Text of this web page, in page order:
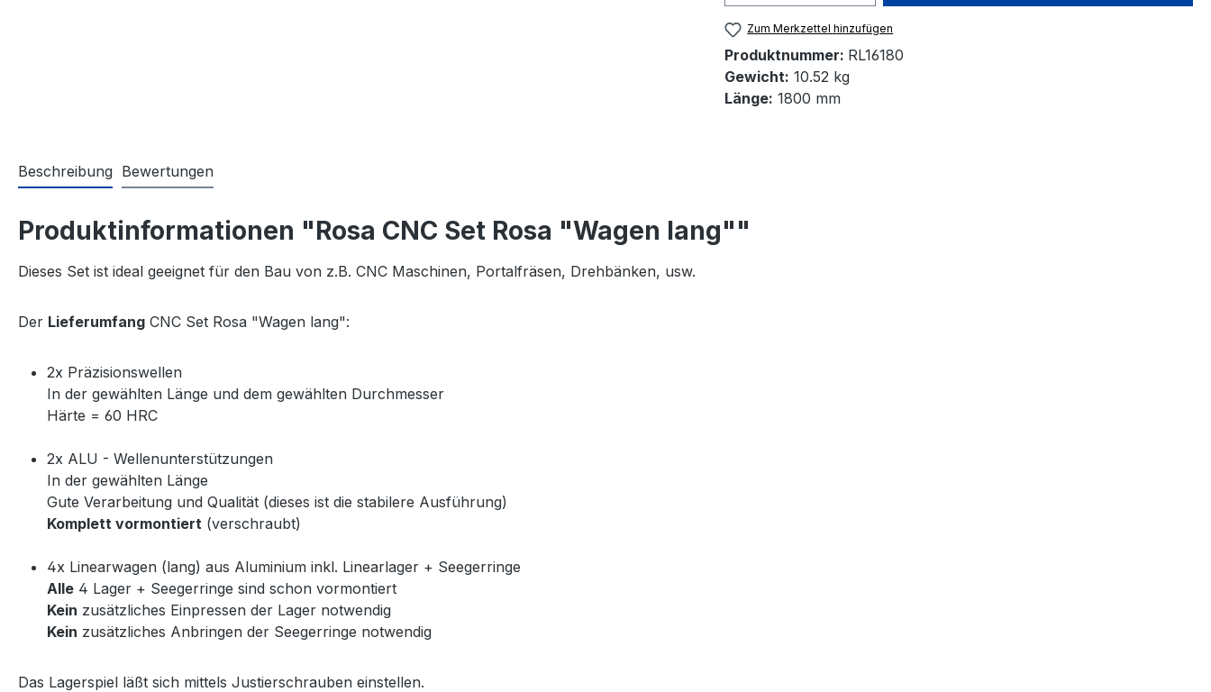
Zum Merkzettel hinzufügen
Produktnummer: RL16180
Gewicht: 10.52 kg
Länge: 1800 mm
Beschreibung Bewertungen
Produktinformationen "Rosa CNC Set Rosa "Wagen lang""
Dieses Set ist ideal geeignet für den Bau von z.B. CNC Maschinen, Portalfräsen, Drehbänken, usw.
Der Lieferumfang CNC Set Rosa "Wagen lang":
2x Präzisionswellen
In der gewählten Länge und dem gewählten Durchmesser
Härte = 60 HRC
2x ALU - Wellenunterstützungen
In der gewählten Länge
Gute Verarbeitung und Qualität (dieses ist die stabilere Ausführung)
Komplett vormontiert (verschraubt)
4x Linearwagen (lang) aus Aluminium inkl. Linearlager + Seegerringe
Alle 4 Lager + Seegerringe sind schon vormontiert
Kein zusätzliches Einpressen der Lager notwendig
Kein zusätzliches Anbringen der Seegerringe notwendig
Das Lagerspiel läßt sich mittels Justierschrauben einstellen.